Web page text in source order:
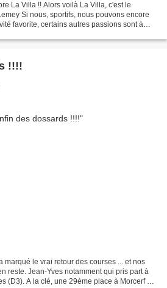
La Villa !! Alors voilà La Villa, c'est le
Si nous, sportifs, nous pouvons encore
favorite, certains autres passions sont à
!!!!
marqué le vrai retour des courses ... et nos
reste. Jean-Yves notamment qui pris part à
(D3). A la clé, une 29ème place à Morcerf et